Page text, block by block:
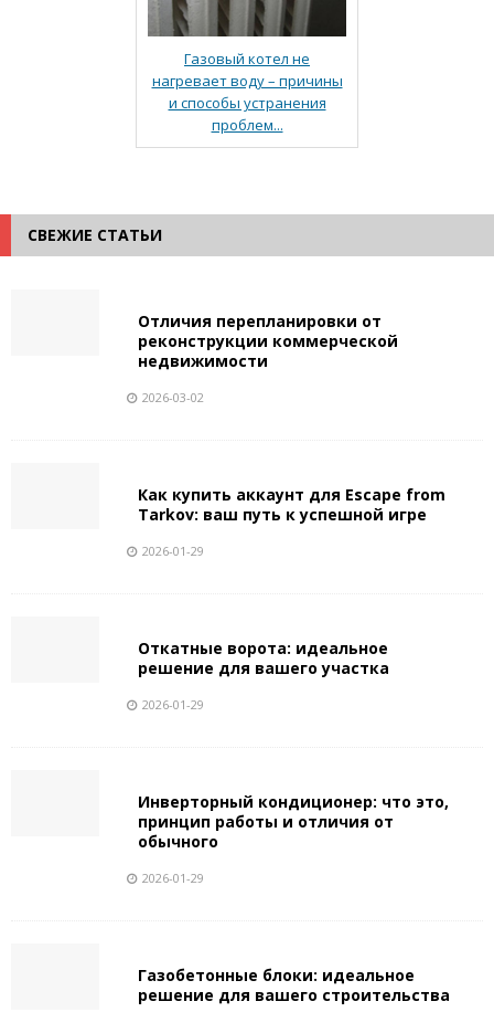
Газовый котел не
нагревает воду – причины
и способы устранения
проблем...
СВЕЖИЕ СТАТЬИ
Отличия перепланировки от
реконструкции коммерческой
недвижимости
2026-03-02
Как купить аккаунт для Escape from
Tarkov: ваш путь к успешной игре
2026-01-29
Откатные ворота: идеальное
решение для вашего участка
2026-01-29
Инверторный кондиционер: что это,
принцип работы и отличия от
обычного
2026-01-29
Газобетонные блоки: идеальное
решение для вашего строительства